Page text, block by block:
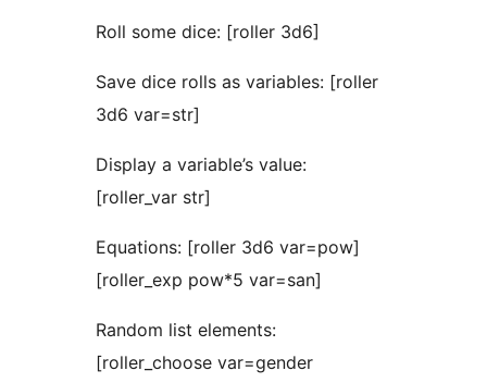
Roll some dice: [roller 3d6]
Save dice rolls as variables: [roller
3d6 var=str]
Display a variable’s value:
[roller_var str]
Equations: [roller 3d6 var=pow]
[roller_exp pow*5 var=san]
Random list elements:
[roller_choose var=gender